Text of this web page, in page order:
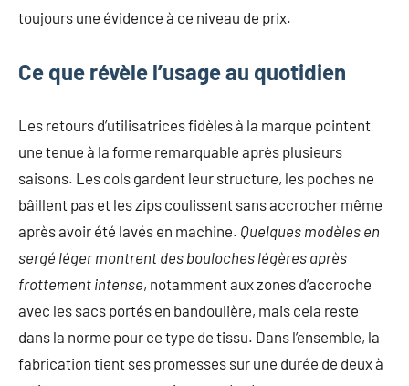
toujours une évidence à ce niveau de prix.
Ce que révèle l’usage au quotidien
Les retours d’utilisatrices fidèles à la marque pointent
une tenue à la forme remarquable après plusieurs
saisons. Les cols gardent leur structure, les poches ne
bâillent pas et les zips coulissent sans accrocher même
après avoir été lavés en machine. Quelques modèles en
sergé léger montrent des bouloches légères après
frottement intense, notamment aux zones d’accroche
avec les sacs portés en bandoulière, mais cela reste
dans la norme pour ce type de tissu. Dans l’ensemble, la
fabrication tient ses promesses sur une durée de deux à